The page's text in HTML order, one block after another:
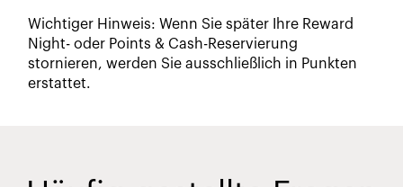
Wichtiger Hinweis: Wenn Sie später Ihre Reward
Night- oder Points & Cash-Reservierung
stornieren, werden Sie ausschließlich in Punkten
erstattet.